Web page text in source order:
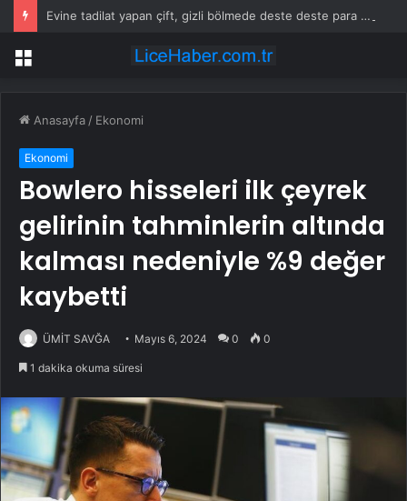
Evine tadilat yapan çift, gizli bölmede deste deste para buldu
Menü
Anasayfa / Ekonomi
Ekonomi
Bowlero hisseleri ilk çeyrek
gelirinin tahminlerin altında
kalması nedeniyle %9 değer
kaybetti
ÜMİT SAVĞA Mayıs 6, 2024 0 0
1 dakika okuma süresi